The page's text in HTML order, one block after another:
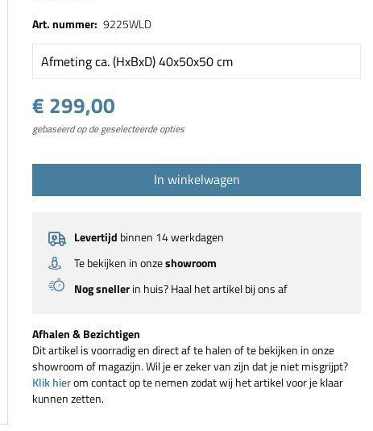
Art. nummer: 9225WLD
Afmeting ca. (HxBxD) 40x50x50 cm
€ 299,00
gebaseerd op de geselecteerde opties
In winkelwagen
Levertijd binnen 14 werkdagen
Te bekijken in onzeshowroom
Nog snellerin huis? Haal het artikel bij ons af
Afhalen & Bezichtigen
Dit artikel is voorradig en direct af te halen of te bekijken in onze
showroom of magazijn. Wil je er zeker van zijn dat je niet misgrijpt?
Klik hierom contact op te nemen zodat wij het artikel voor je klaar
kunnen zetten.